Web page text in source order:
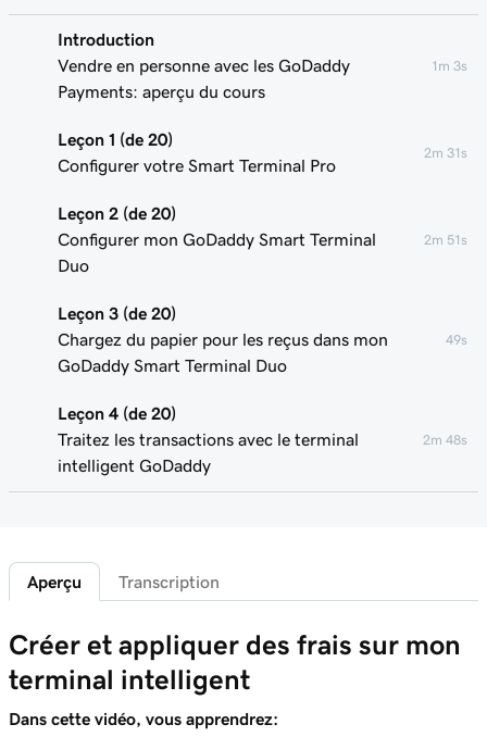
Introduction
Vendre en personne avec les GoDaddy
Payments: aperçu du cours
1m 3s
Leçon 1 (de 20)
Configurer votre Smart Terminal Pro
2m 31s
Leçon 2 (de 20)
Configurer mon GoDaddy Smart Terminal
Duo
2m 51s
Leçon 3 (de 20)
Chargez du papier pour les reçus dans mon
GoDaddy Smart Terminal Duo
49s
Leçon 4 (de 20)
Traitez les transactions avec le terminal
intelligent GoDaddy
2m 48s
terminaux PDV
Personnaliser les écrans du terminal intelligent
Leçon 7 (de 20)
Personnaliser mes reçus de boutique
Aperçu Transcription
Créer et appliquer des frais sur mon
terminal intelligent
Dans cette vidéo, vous apprendrez: